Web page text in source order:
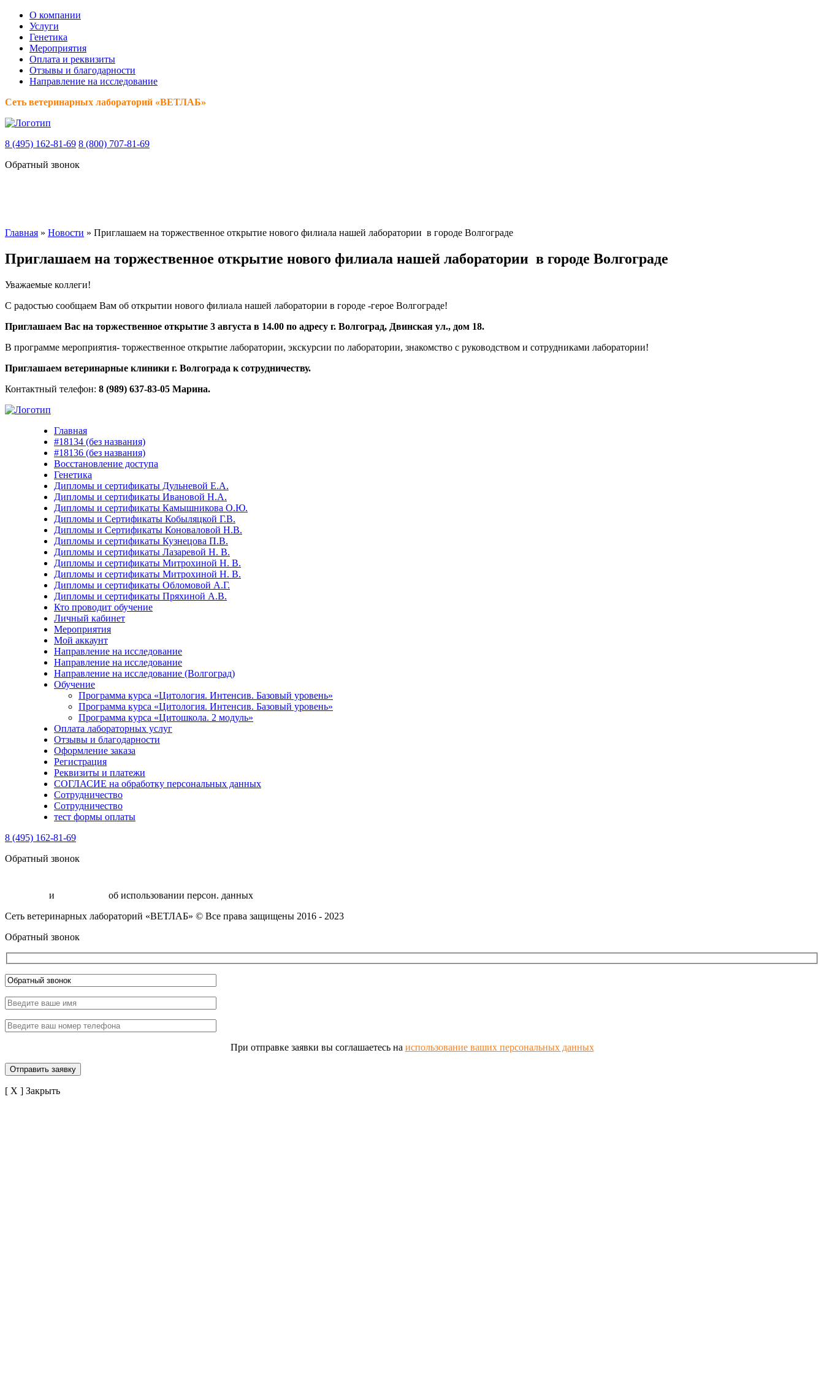
О компании
Услуги
Генетика
Мероприятия
Оплата и реквизиты
Отзывы и благодарности
Направление на исследование
Сеть ветеринарных лабораторий «ВЕТЛАБ»
8 (495) 162-81-69 8 (800) 707-81-69
Обратный звонок
Главная » Новости » Приглашаем на торжественное открытие нового филиала нашей лаборатории в городе Волгограде
Приглашаем на торжественное открытие нового филиала нашей лаборатории в городе Волгограде
Уважаемые коллеги!
С радостью сообщаем Вам об открытии нового филиала нашей лаборатории в городе -герое Волгограде!
Приглашаем Вас на торжественное открытие 3 августа в 14.00 по адресу г. Волгоград, Двинская ул., дом 18.
В программе мероприятия- торжественное открытие лаборатории, экскурсии по лаборатории, знакомство с руководством и сотрудниками лаборатории!
Приглашаем ветеринарные клиники г. Волгограда к сотрудничеству.
Контактный телефон: 8 (989) 637-83-05 Марина.
Главная
#18134 (без названия)
#18136 (без названия)
Восстановление доступа
Генетика
Дипломы и сертификаты Дульневой Е.А.
Дипломы и сертификаты Ивановой Н.А.
Дипломы и сертификаты Камышникова О.Ю.
Дипломы и Сертификаты Кобыляцкой Г.В.
Дипломы и Сертификаты Коноваловой Н.В.
Дипломы и сертификаты Кузнецова П.В.
Дипломы и сертификаты Лазаревой Н. В.
Дипломы и сертификаты Митрохиной Н. В.
Дипломы и сертификаты Митрохиной Н. В.
Дипломы и сертификаты Обломовой А.Г.
Дипломы и сертификаты Пряхиной А.В.
Кто проводит обучение
Личный кабинет
Мероприятия
Мой аккаунт
Направление на исследование
Направление на исследование
Направление на исследование (Волгоград)
Обучение
Программа курса «Цитология. Интенсив. Базовый уровень»
Программа курса «Цитология. Интенсив. Базовый уровень»
Программа курса «Цитошкола. 2 модуль»
Оплата лабораторных услуг
Отзывы и благодарности
Оформление заказа
Регистрация
Реквизиты и платежи
СОГЛАСИЕ на обработку персональных данныx
Сотрудничество
Сотрудничество
тест формы оплаты
8 (495) 162-81-69
Обратный звонок
и
об использовании персон. данных
Сеть ветеринарных лабораторий «ВЕТЛАБ» © Все права защищены 2016 - 2023
Обратный звонок
При отправке заявки вы соглашаетесь на использование ваших персональных данных
[ X ] Закрыть